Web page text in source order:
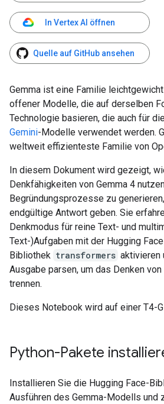
In Vertex AI öffnen
Quelle auf GitHub ansehen
Gemma ist eine Familie
offener Modelle, die auf derselben
Technologie basieren, die auch für
Gemini-Modelle verwendet werden.
weltweit effizienteste Familie von
In diesem Dokument wird gezeigt,
Denkfähigkeiten von Gemma 4
Begründungsprozesse zu
endgültige Antwort geben. Sie
Denkmodus für reine Text- und
Text-)Aufgaben mit der Hugging
Bibliothek transformers aktivieren
Ausgabe parsen, um das Denken
trennen.
Dieses Notebook wird auf einer T4-
Python-Pakete
Installieren Sie die Hugging Face-
Ausführen des Gemma-Modells und